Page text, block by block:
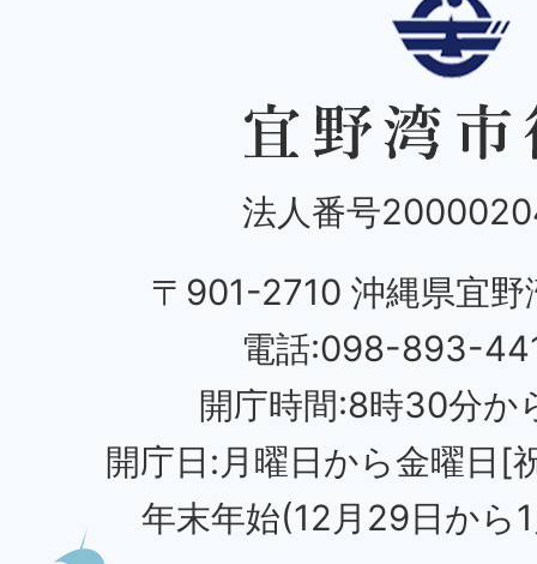
法人番号
〒901-2710 沖縄県宜野
電話:098-893-
開庁時間:8時30分か
開庁日:月曜日から金曜日[
年末年始(12月29日から